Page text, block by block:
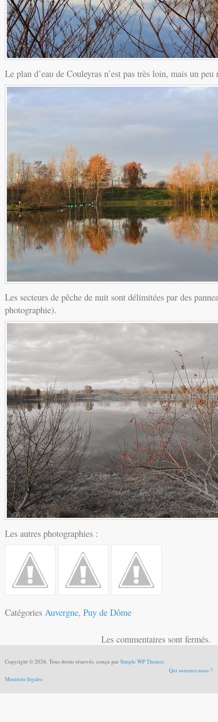
Le plan d’eau de Couleyras n’est pas très loin, mais un
Les secteurs de pêche de nuit sont délimitées par des
photographie).
Les autres photographies :
Catégories Auvergne, Puy de Dôme
Les commentaires sont fermés.
Copyright © 2026. Tous droits réservés. conçu par Simple WP Themes
Qui sommes nous ?
Mentions légales